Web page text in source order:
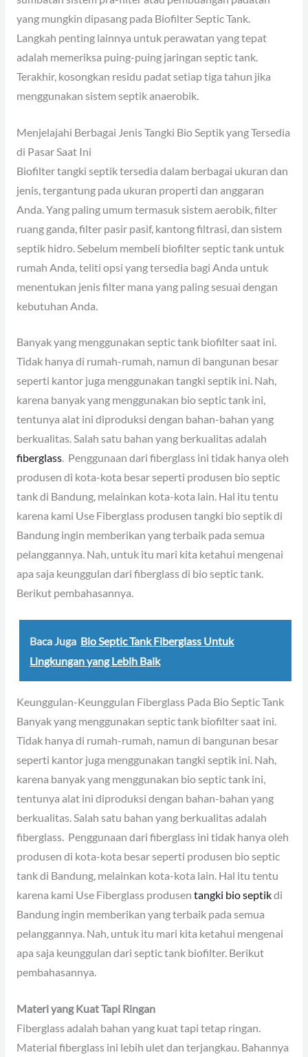
yang mungkin dipasang pada Biofilter Septic Tank.
Langkah penting lainnya untuk perawatan yang tepat
adalah memeriksa puing-puing jaringan septic tank.
Terakhir, kosongkan residu padat setiap tiga tahun jika
menggunakan sistem septik anaerobik.
Menjelajahi Berbagai Jenis Tangki Bio Septik yang Tersedia
di Pasar Saat Ini
Biofilter tangki septik tersedia dalam berbagai ukuran dan
jenis, tergantung pada ukuran properti dan anggaran
Anda. Yang paling umum termasuk sistem aerobik, filter
ruang ganda, filter pasir pasif, kantong filtrasi, dan sistem
septik hidro. Sebelum membeli biofilter septic tank untuk
rumah Anda, teliti opsi yang tersedia bagi Anda untuk
menentukan jenis filter mana yang paling sesuai dengan
kebutuhan Anda.
Banyak yang menggunakan septic tank biofilter saat ini.
Tidak hanya di rumah-rumah, namun di bangunan besar
seperti kantor juga menggunakan tangki septik ini. Nah,
karena banyak yang menggunakan bio septic tank ini,
tentunya alat ini diproduksi dengan bahan-bahan yang
berkualitas. Salah satu bahan yang berkualitas adalah
fiberglass. Penggunaan dari fiberglass ini tidak hanya oleh
produsen di kota-kota besar seperti produsen bio septic
tank di Bandung, melainkan kota-kota lain. Hal itu tentu
karena kami Use Fiberglass produsen tangki bio septik di
Bandung ingin memberikan yang terbaik pada semua
pelanggannya. Nah, untuk itu mari kita ketahui mengenai
apa saja keunggulan dari fiberglass di bio septic tank.
Berikut pembahasannya.
Baca Juga Bio Septic Tank Fiberglass Untuk
Lingkungan yang Lebih Baik
Keunggulan-Keunggulan Fiberglass Pada Bio Septic Tank
Banyak yang menggunakan septic tank biofilter saat ini.
Tidak hanya di rumah-rumah, namun di bangunan besar
seperti kantor juga menggunakan tangki septik ini. Nah,
karena banyak yang menggunakan bio septic tank ini,
tentunya alat ini diproduksi dengan bahan-bahan yang
berkualitas. Salah satu bahan yang berkualitas adalah
fiberglass. Penggunaan dari fiberglass ini tidak hanya oleh
produsen di kota-kota besar seperti produsen bio septic
tank di Bandung, melainkan kota-kota lain. Hal itu tentu
karena kami Use Fiberglass produsen tangki bio septikdi
Bandung ingin memberikan yang terbaik pada semua
pelanggannya. Nah, untuk itu mari kita ketahui mengenai
apa saja keunggulan dari septic tank biofilter. Berikut
pembahasannya.
Materi yang Kuat Tapi Ringan
Fiberglass adalah bahan yang kuat tapi tetap ringan.
Material fiberglass ini lebih ulet dan terjangkau. Bahannya